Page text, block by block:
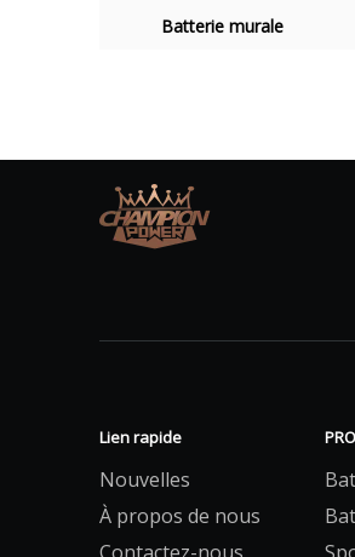
Batterie murale
Lien rapide
Nouvelles
À propos de nous